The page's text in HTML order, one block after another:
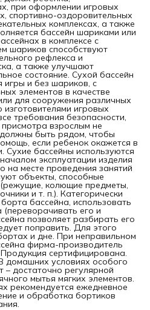
при оформлении игровых
спортивно-оздоровительных
комплексах, а также
бассейн шариками или
в комплексе с
шариков способствуют
рефлекса и
а также улучшают
состояние. Сухой бассейн
игры и без шариков, с
элементов в качестве
для сооружения различных
игровых
требования безопасности,
взрослым не
быть рядом, чтобы
если ребенок окажется в
Сухие бассейны используются
эксплуатации изделия
на месте проведения занятий
объекты, способные
колющие предметы,
и т. п.). Категорически
бассейна, использовать
(переворачивать его и
позволяет разбирать его
поправить. Для этого
и дне. При неправильном
фирма-производитель
Продукция сертифицирована.
домашних условиях особого
– достаточно регулярной
мытья мягких элементов.
рекомендуется ежедневное
и обработка бортиков